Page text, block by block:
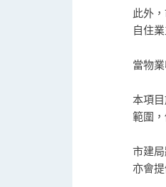
此外
自住
當物
本項
範圍
市建
亦會